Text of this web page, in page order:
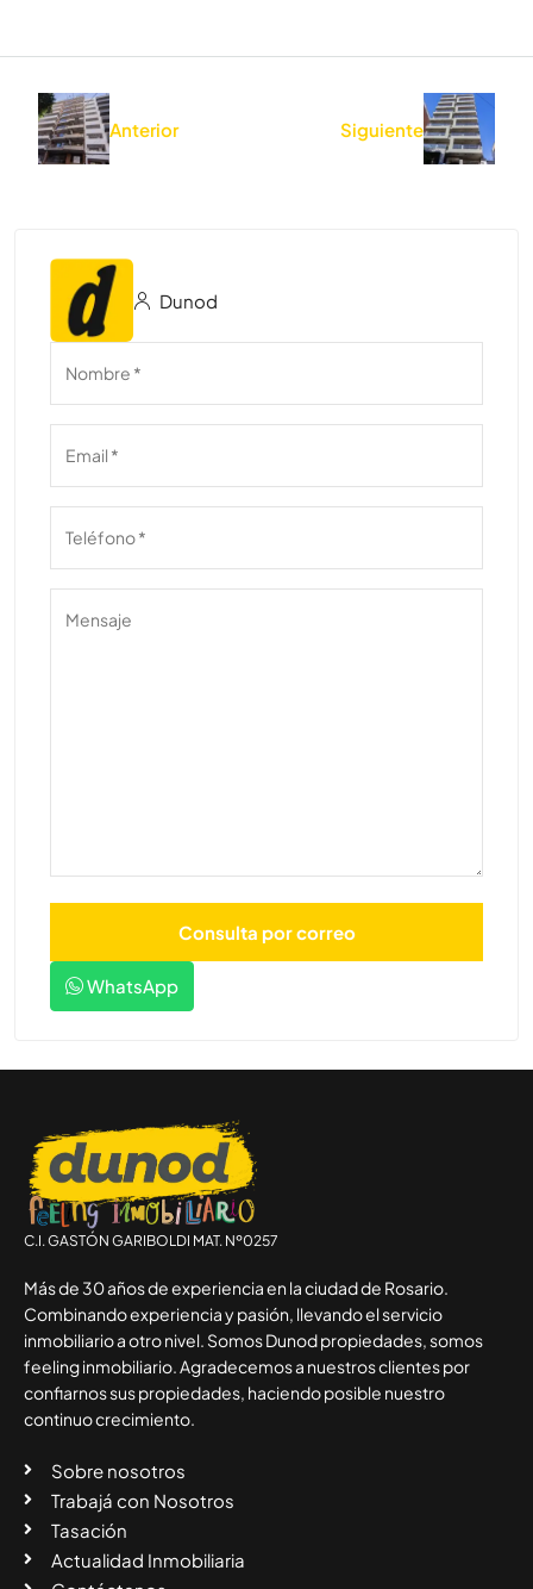
Anterior Siguiente
Dunod
WhatsApp
C.I. GASTÓN GARIBOLDI MAT. Nº0257
Más de 30 años de experiencia en la ciudad de Rosario.
Combinando experiencia y pasión, llevando el servicio
inmobiliario a otro nivel. Somos Dunod propiedades, somos
feeling inmobiliario. Agradecemos a nuestros clientes por
confiarnos sus propiedades, haciendo posible nuestro
continuo crecimiento.
Sobre nosotros
Trabajá con Nosotros
Tasación
Actualidad Inmobiliaria